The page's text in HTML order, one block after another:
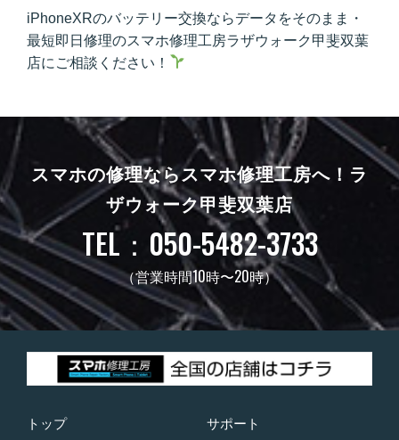
iPhoneXRのバッテリー交換ならデータをそのまま・
最短即日修理のスマホ修理工房ラザウォーク甲斐双葉
店にご相談ください！
スマホの修理ならスマホ修理工房へ！ ラ
ザウォーク甲斐双葉店
TEL：050-5482-3733
（営業時間10時〜20時）
トップ サポート